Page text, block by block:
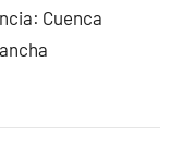
Cuenca